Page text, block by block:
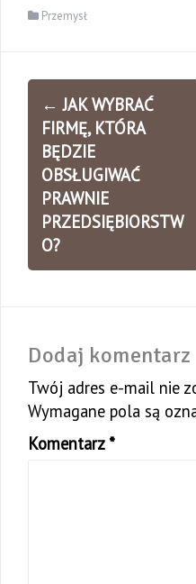
Przemysł
Zobacz
wpisy
← JAK WYBRAĆ
FIRMĘ, KTÓRA
BĘDZIE
OBSŁUGIWAĆ
PRAWNIE
PRZEDSIĘBIORSTW
O?
Dodaj komentarz
Twój adres e-mail nie
Wymagane pola są
Komentarz *